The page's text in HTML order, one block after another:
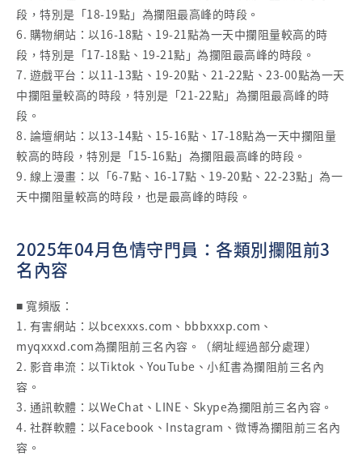
段，特別是「18-19點」為攔阻最高峰的時段。
6. 購物網站：以16-18點、19-21點為一天中攔阻量較高的時
段，特別是「17-18點、19-21點」為攔阻最高峰的時段。
7. 遊戲平台：以11-13點、19-20點、21-22點、23-00點為一天
中攔阻量較高的時段，特別是「21-22點」為攔阻最高峰的時
段。
8. 論壇網站：以13-14點、15-16點、17-18點為一天中攔阻量
較高的時段，特別是「15-16點」為攔阻最高峰的時段。
9. 線上漫畫：以「6-7點、16-17點、19-20點、22-23點」為一
天中攔阻量較高的時段，也是最高峰的時段。
2025年04月色情守門員：各類別攔阻前3
名內容
■ 寬頻版：
1. 有害網站：以bcexxxs.com、bbbxxxp.com、
myqxxxd.com為攔阻前三名內容。（網址經過部分處理）
2. 影音串流：以Tiktok、YouTube、小紅書為攔阻前三名內
容。
3. 通訊軟體：以WeChat、LINE、Skype為攔阻前三名內容。
4. 社群軟體：以Facebook、Instagram、微博為攔阻前三名內
容。